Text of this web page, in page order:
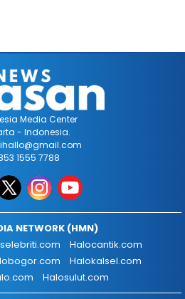
Media Center
- Indonesia.
1555 7788
NETWORK (HMN)
Halocantik.com
Halokalsel.com
Halosulut.com